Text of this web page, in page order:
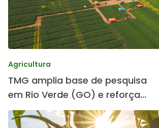
Agricultura
TMG amplia base de pesquisa
em Rio Verde (GO) e reforça
desenvolvimento de cultivares